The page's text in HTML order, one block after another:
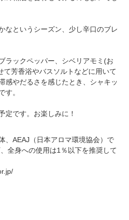
なというシーズン、少し辛口のブレ
ラックペッパー、シベリアモミ(お
て芳香浴やバスソルトなどに用いて
感やだるさを感じたとき、シャキッ
す。
定です。お楽しみに！
、AEAJ（日本アロマ環境協会）で
全身への使用は1％以下を推奨して